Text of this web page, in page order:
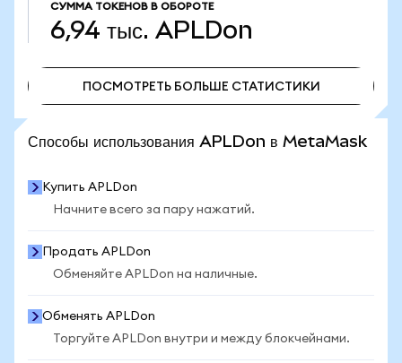
СУММА ТОКЕНОВ В ОБОРОТЕ
6,94 тыс. APLDon
ПОСМОТРЕТЬ БОЛЬШЕ СТАТИСТИКИ
Способы использования APLDon в MetaMask
Купить APLDon
Начните всего за пару нажатий.
Продать APLDon
Обменяйте APLDon на наличные.
Обменять APLDon
Торгуйте APLDon внутри и между блокчейнами.